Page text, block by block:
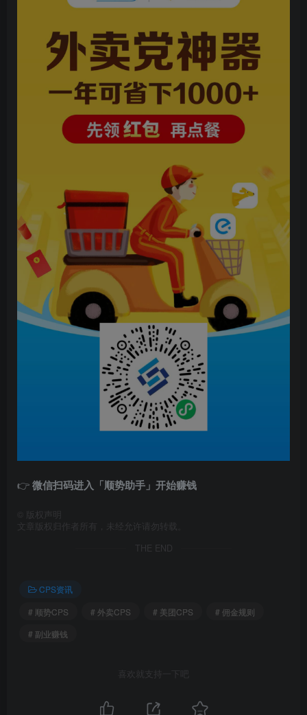
👉微信扫码进入「顺势助手」开始赚钱
版权声明
文章版权归作者所有，未经允许请勿转载。
THE END
CPS资讯
# 顺势CPS
# 外卖CPS # 美团CPS
# 佣金规则
# 副业赚钱
喜欢就支持一下吧